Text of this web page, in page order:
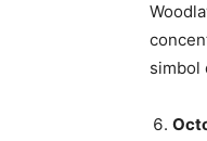
simbol